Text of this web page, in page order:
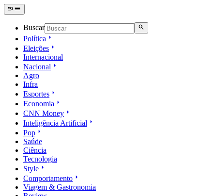
Buscar
Política
Eleições
Internacional
Nacional
Agro
Infra
Esportes
Economia
CNN Money
Inteligência Artificial
Pop
Saúde
Ciência
Tecnologia
Style
Comportamento
Viagem & Gastronomia